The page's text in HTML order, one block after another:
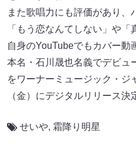
また歌唱力にも評価があり、
「もう恋なんてしない」や「
自身のYouTubeでもカバー動
本名・石川晟也名義でデビュ
をワーナーミュージック・ジ
（金）にデジタルリリース決
せいや, 霜降り明星